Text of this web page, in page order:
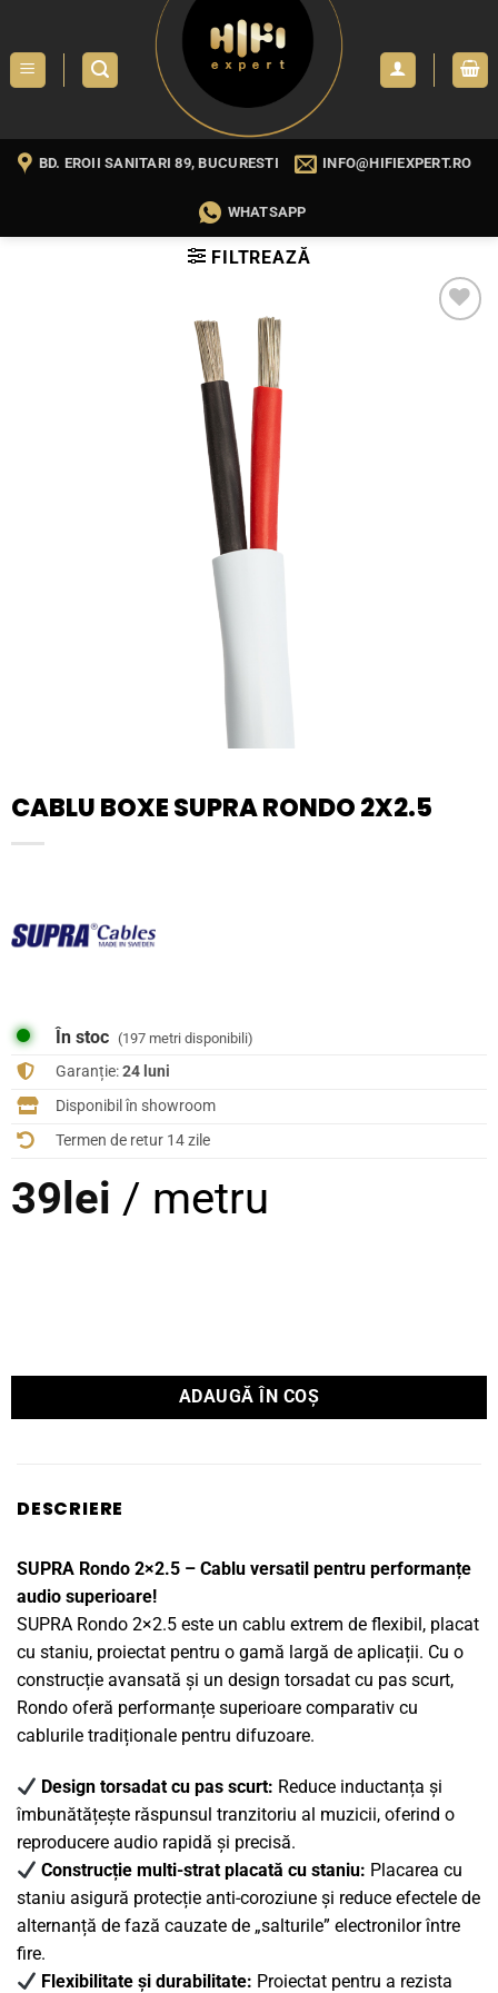
content
BD. EROII SANITARI 89, BUCURESTI INFO@HIFIEXPERT.RO
WHATSAPP
FILTREAZĂ
CABLU BOXE SUPRA RONDO 2X2.5
În stoc (197 metri disponibili)
Garanție:24 luni
Disponibil în showroom
Termen de retur 14 zile
39 lei / metru
ADAUGĂ ÎN COȘ
DESCRIERE
SUPRA Rondo 2×2.5 – Cablu versatil pentru performanțe
audio superioare!
SUPRA Rondo 2×2.5 este un cablu extrem de flexibil, placat
cu staniu, proiectat pentru o gamă largă de aplicații. Cu o
construcție avansată și un design torsadat cu pas scurt,
Rondo oferă performanțe superioare comparativ cu
cablurile tradiționale pentru difuzoare.
Design torsadat cu pas scurt: Reduce inductanța și
îmbunătățește răspunsul tranzitoriu al muzicii, oferind o
reproducere audio rapidă și precisă.
Construcție multi-strat placată cu staniu: Placarea cu
staniu asigură protecție anti-coroziune și reduce efectele de
alternanță de fază cauzate de „salturile” electronilor între
fire.
Flexibilitate și durabilitate: Proiectat pentru a rezista